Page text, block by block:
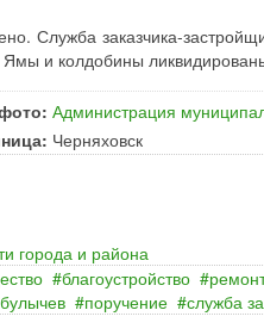
Служба заказчика-
Ямы и колдобины
Администрация
Черняховск
города и района
благоустройство
поручение служба